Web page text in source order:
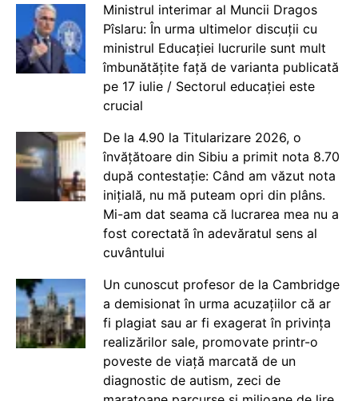
Ministrul interimar al Muncii Dragos
Pîslaru: În urma ultimelor discuții cu
ministrul Educației lucrurile sunt mult
îmbunătățite față de varianta publicată
pe 17 iulie / Sectorul educației este
crucial
De la 4.90 la Titularizare 2026, o
învățătoare din Sibiu a primit nota 8.70
după contestație: Când am văzut nota
inițială, nu mă puteam opri din plâns.
Mi-am dat seama că lucrarea mea nu a
fost corectată în adevăratul sens al
cuvântului
Un cunoscut profesor de la Cambridge
a demisionat în urma acuzațiilor că ar
fi plagiat sau ar fi exagerat în privința
realizărilor sale, promovate printr-o
poveste de viață marcată de un
diagnostic de autism, zeci de